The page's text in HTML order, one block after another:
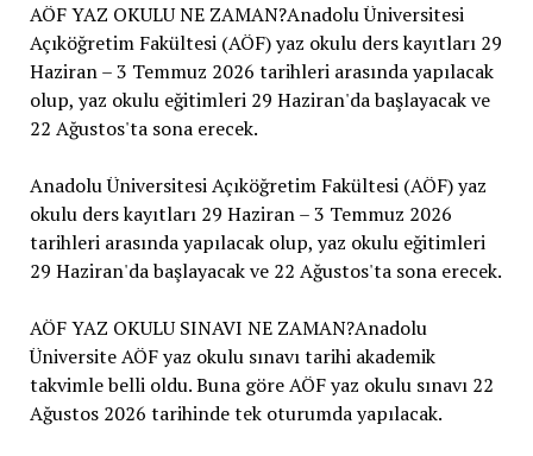
AÖF YAZ OKULU NE ZAMAN?Anadolu Üniversitesi
Açıköğretim Fakültesi (AÖF) yaz okulu ders kayıtları 29
Haziran – 3 Temmuz 2026 tarihleri arasında yapılacak
olup, yaz okulu eğitimleri 29 Haziran'da başlayacak ve
22 Ağustos'ta sona erecek.
Anadolu Üniversitesi Açıköğretim Fakültesi (AÖF) yaz
okulu ders kayıtları 29 Haziran – 3 Temmuz 2026
tarihleri arasında yapılacak olup, yaz okulu eğitimleri
29 Haziran'da başlayacak ve 22 Ağustos'ta sona erecek.
AÖF YAZ OKULU SINAVI NE ZAMAN?Anadolu
Üniversite AÖF yaz okulu sınavı tarihi akademik
takvimle belli oldu. Buna göre AÖF yaz okulu sınavı 22
Ağustos 2026 tarihinde tek oturumda yapılacak.